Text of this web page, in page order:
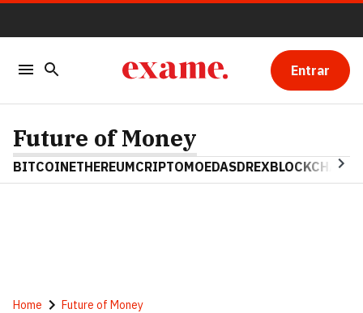
Entrar
Future of Money
BITCOINETHEREUMCRIPTOMOEDASDREXBLOCKCHAIN
Home Future of Money